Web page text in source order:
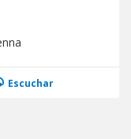
Escuchar